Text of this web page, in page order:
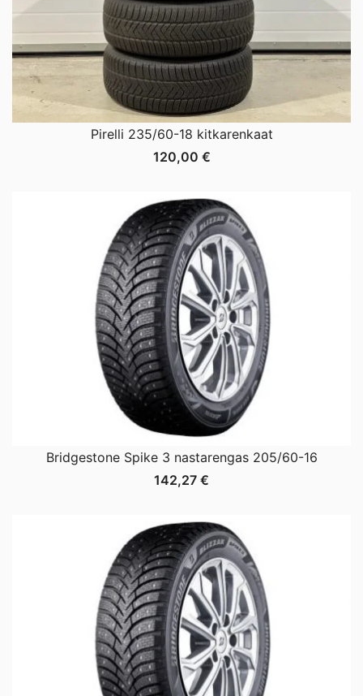
Pirelli 235/60-18 kitkarenkaat
120,00 €
Bridgestone Spike 3 nastarengas 205/60-16
142,27 €